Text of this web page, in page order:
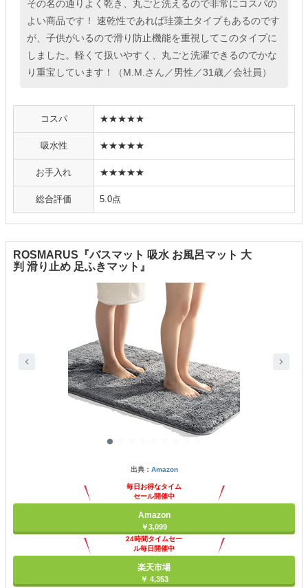
その名の通りよく乾き、丸ごと洗えるので非常にコスパの
よい商品です！ 速乾性であれば珪藻土タイプもあるのです
が、子供がいるので滑り防止機能を重視してこのタイプに
しました。軽くて扱いやすく、丸ごと洗濯できるのでかな
り重宝しています！（M.M.さん／男性／31歳／会社員）
コスパ ★★★★★
吸水性 ★★★★★
お手入れ ★★★★★
総合評価 5.0点
ROSMARUS『バスマット 吸水 お風呂マット 大
判 滑り止め 足ふきマット』
出典： Amazon
毎日お得なタイム
セール開催中
Amazon
￥3,099
24時間タイムセー
ル毎日開催中
楽天市場
￥ 4,353